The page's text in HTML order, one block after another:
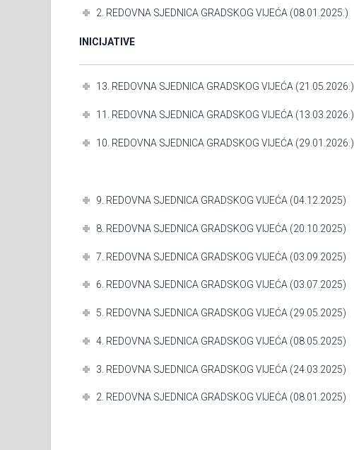
2. REDOVNA SJEDNICA GRADSKOG VIJEĆA (08.01.2025.)
INICIJATIVE
13. REDOVNA SJEDNICA GRADSKOG VIJEĆA (21.05.2026.)
11. REDOVNA SJEDNICA GRADSKOG VIJEĆA (13.03.2026.)
10. REDOVNA SJEDNICA GRADSKOG VIJEĆA (29.01.2026.)
9. REDOVNA SJEDNICA GRADSKOG VIJEĆA (04.12.2025)
8. REDOVNA SJEDNICA GRADSKOG VIJEĆA (20.10.2025)
7. REDOVNA SJEDNICA GRADSKOG VIJEĆA (03.09.2025)
6. REDOVNA SJEDNICA GRADSKOG VIJEĆA (03.07.2025)
5. REDOVNA SJEDNICA GRADSKOG VIJEĆA (29.05.2025)
4. REDOVNA SJEDNICA GRADSKOG VIJEĆA (08.05.2025)
3. REDOVNA SJEDNICA GRADSKOG VIJEĆA (24.03.2025)
2. REDOVNA SJEDNICA GRADSKOG VIJEĆA (08.01.2025)